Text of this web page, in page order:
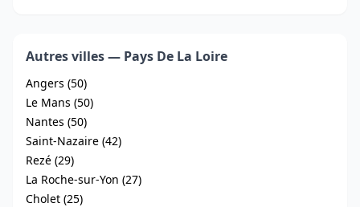
Autres villes — Pays De La Loire
Angers (50)
Le Mans (50)
Nantes (50)
Saint-Nazaire (42)
Rezé (29)
La Roche-sur-Yon (27)
Cholet (25)